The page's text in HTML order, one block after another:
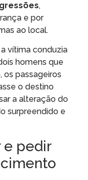
,
e por
ao local.
vítima conduzia
homens que
os passageiros
o destino
a alteração do
surpreendido e
pedir